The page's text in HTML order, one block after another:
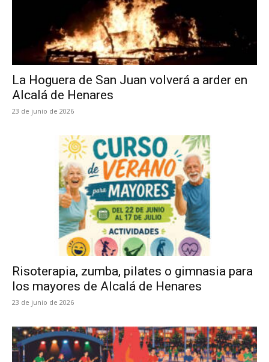
La Hoguera de San Juan volverá a arder en
Alcalá de Henares
23 de junio de 2026
Risoterapia, zumba, pilates o gimnasia para
los mayores de Alcalá de Henares
23 de junio de 2026